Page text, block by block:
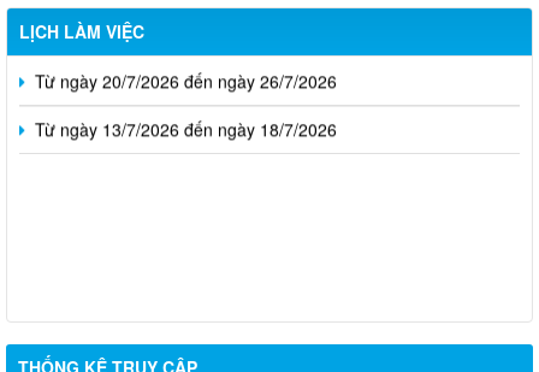
LỊCH LÀM VIỆC
Từ ngày 27/7/2026 đến ngày 02/8/2026
Từ ngày 20/7/2026 đến ngày 26/7/2026
Từ ngày 13/7/2026 đến ngày 18/7/2026